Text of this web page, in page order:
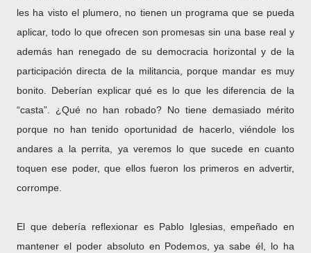
les ha visto el plumero, no tienen un programa que se pueda
aplicar, todo lo que ofrecen son promesas sin una base real y
además han renegado de su democracia horizontal y de la
participación directa de la militancia, porque mandar es muy
bonito. Deberían explicar qué es lo que les diferencia de la
“casta”. ¿Qué no han robado? No tiene demasiado mérito
porque no han tenido oportunidad de hacerlo, viéndole los
andares a la perrita, ya veremos lo que sucede en cuanto
toquen ese poder, que ellos fueron los primeros en advertir,
corrompe.
El que debería reflexionar es Pablo Iglesias, empeñado en
mantener el poder absoluto en Podemos, ya sabe él, lo ha